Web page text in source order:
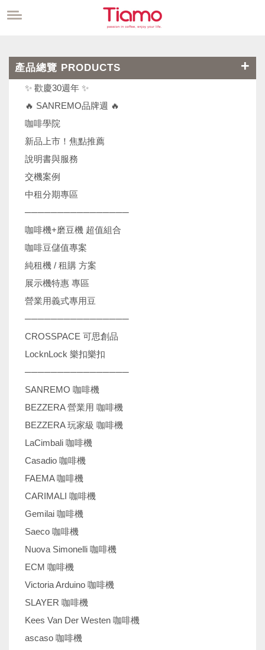
產品總覽 PRODUCTS
✨ 歡慶30週年 ✨
🔥 SANREMO品牌週 🔥
咖啡學院
新品上市！焦點推薦
說明書與服務
交機案例
中租分期專區
────────────────
咖啡機+磨豆機 超值組合
咖啡豆儲值專案
純租機 / 租購 方案
展示機特惠 專區
營業用義式專用豆
────────────────
CROSSPACE 可思創品
LocknLock 樂扣樂扣
────────────────
SANREMO 咖啡機
BEZZERA 營業用 咖啡機
BEZZERA 玩家級 咖啡機
LaCimbali 咖啡機
Casadio 咖啡機
FAEMA 咖啡機
CARIMALI 咖啡機
Gemilai 咖啡機
Saeco 咖啡機
Nuova Simonelli 咖啡機
ECM 咖啡機
Victoria Arduino 咖啡機
SLAYER 咖啡機
Kees Van Der Westen 咖啡機
ascaso 咖啡機